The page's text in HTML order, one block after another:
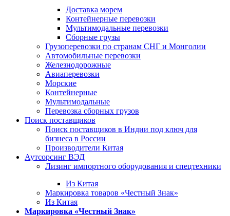
Доставка морем
Контейнерные перевозки
Мультимодальные перевозки
Сборные грузы
Грузоперевозки по странам СНГ и Монголии
Автомобильные перевозки
Железнодорожные
Авиаперевозки
Морские
Контейнерные
Мультимодальные
Перевозка сборных грузов
Поиск поставщиков
Поиск поставщиков в Индии под ключ для
бизнеса в России
Производители Китая
Аутсорсинг ВЭД
Лизинг импортного оборудования и спецтехники
Из Китая
Маркировка товаров «Честный Знак»
Из Китая
Маркировка «Честный Знак»